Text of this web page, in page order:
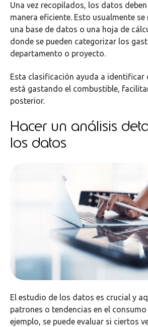
Una vez recopilados, los datos
manera eficiente. Esto usualmente
una base de datos o una hoja de
donde se pueden categorizar los
departamento o proyecto.
Esta clasificación ayuda a identificar
está gastando el combustible,
posterior.
Hacer un análisis
los datos
El estudio de los datos es crucial y
patrones o tendencias en el
ejemplo, se puede evaluar si ciertos